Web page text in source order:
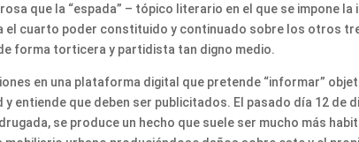
que la “espada” – tópico literario en el que se impone
el cuarto poder constituido y continuado sobre los otros
forma torticera y partidista tan digno medio.
en una plataforma digital que pretende “informar”
entiende que deben ser publicitados. El pasado día 12 de
se produce un hecho que suele ser mucho más